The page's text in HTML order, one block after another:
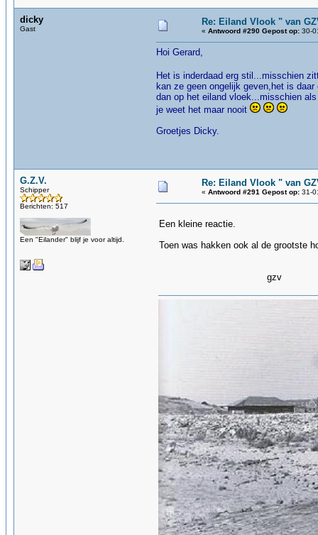
dicky
Gast
Re: Eiland Vlook " van
« Antwoord #290 Gepost op: 30-
Hoi Gerard,
Het is inderdaad erg stil...misschien
kan ze geen ongelijk geven,het is
dan op het eiland vloek...misschien
je weet het maar nooit
Groetjes Dicky.
G.Z.V.
Schipper
Berichten: 517
Een "Eilander" blijf je voor altijd.
Re: Eiland Vlook " van
« Antwoord #291 Gepost op: 31-
Een kleine reactie.
Toen was hakken ook al de grootste
gzv